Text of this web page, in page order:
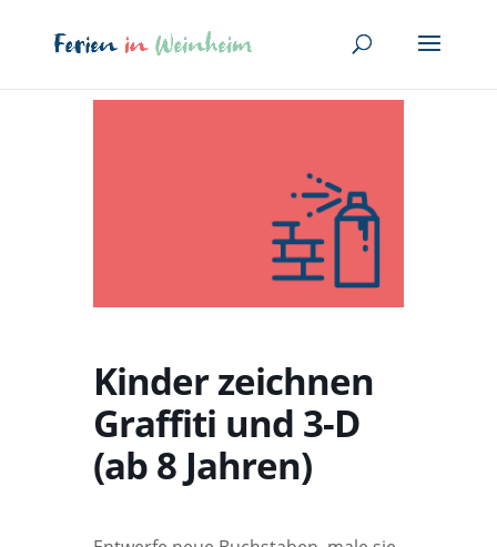
Kinder zeichnen
Graffiti und 3-D
(ab 8 Jahren)